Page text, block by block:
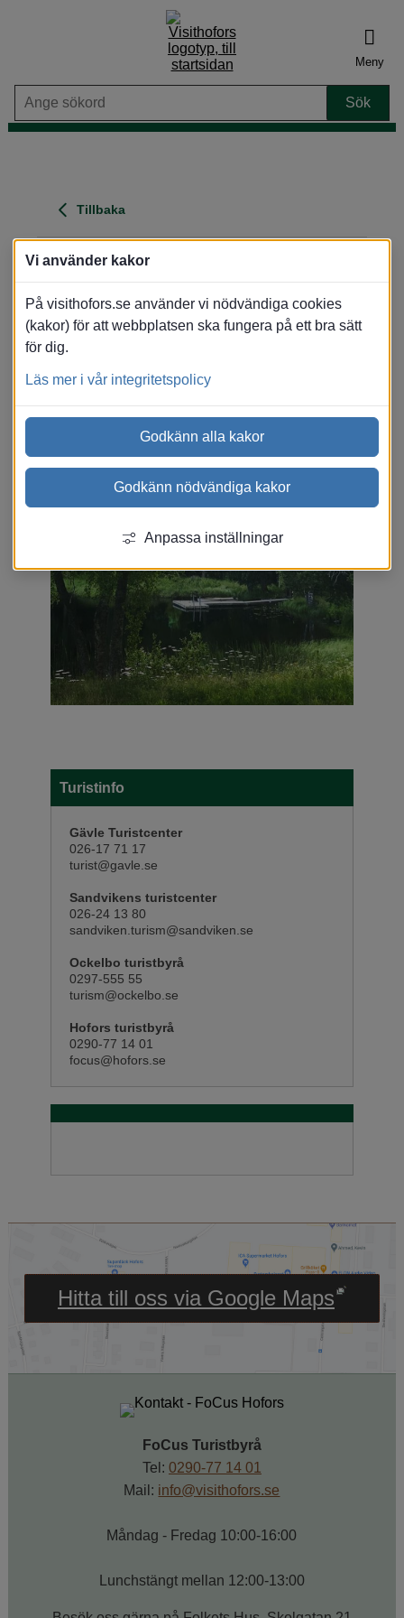
Meny
Tillbaka
Kratte Masugn
Område: Torsåker(Skogsmiljö)
Visa karta
Turistinfo
Gävle Turistcenter
026-17 71 17
turist@gavle.se
Sandvikens turistcenter
026-24 13 80
sandviken.turism@sandviken.se
Ockelbo turistbyrå
0297-555 55
turism@ockelbo.se
Hofors turistbyrå
0290-77 14 01
focus@hofors.se
Hitta till oss via Google Maps
Länk till annan
FoCus Turistbyrå
Tel: 0290-77 14 01
Mail: info@visithofors.se
Måndag - Fredag 10:00-16:00
Lunchstängt mellan 12:00-13:00
Vi använder kakor
På visithofors.se använder vi nödvändiga cookies
(kakor) för att webbplatsen ska fungera på ett bra sätt
för dig.
Läs mer i vår integritetspolicy
Godkänn alla kakor
Godkänn nödvändiga kakor
Anpassa inställningar